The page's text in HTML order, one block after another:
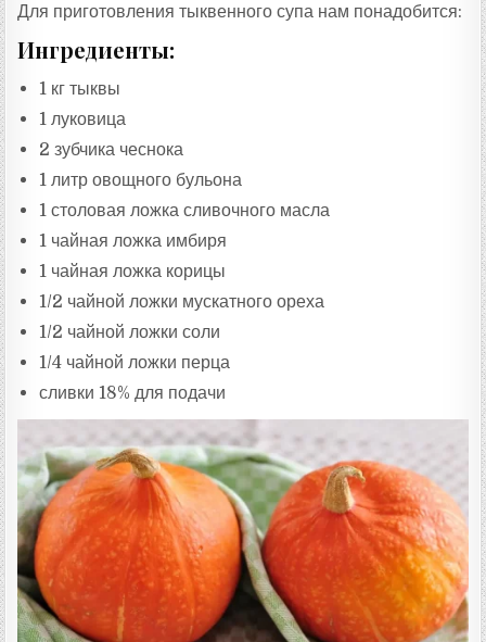
Для приготовления тыквенного супа нам понадобится:
Ингредиенты:
1 кг тыквы
1 луковица
2 зубчика чеснока
1 литр овощного бульона
1 столовая ложка сливочного масла
1 чайная ложка имбиря
1 чайная ложка корицы
1/2 чайной ложки мускатного ореха
1/2 чайной ложки соли
1/4 чайной ложки перца
сливки 18% для подачи